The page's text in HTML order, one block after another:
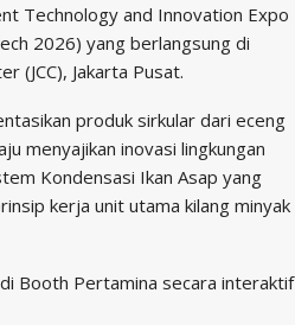
Technology and Innovation Expo
2026) yang berlangsung di
(JCC), Jakarta Pusat.
produk sirkular dari eceng
menyajikan inovasi lingkungan
Kondensasi Ikan Asap yang
kerja unit utama kilang minyak
Booth Pertamina secara interaktif